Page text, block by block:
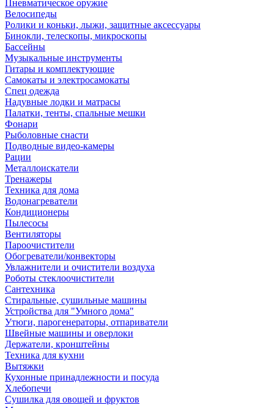
Пневматическое оружие
Велосипеды
Ролики и коньки, лыжи, защитные аксессуары
Бинокли, телескопы, микроскопы
Бассейны
Музыкальные инструменты
Гитары и комплектующие
Самокаты и электросамокаты
Спец одежда
Надувные лодки и матрасы
Палатки, тенты, спальные мешки
Фонари
Рыболовные снасти
Подводные видео-камеры
Рации
Металлоискатели
Тренажеры
Техника для дома
Водонагреватели
Кондиционеры
Пылесосы
Вентиляторы
Пароочистители
Обогреватели/конвекторы
Увлажнители и очистители воздуха
Роботы стеклоочистители
Сантехника
Стиральные, сушильные машины
Устройства для "Умного дома"
Утюги, парогенераторы, отпариватели
Швейные машины и оверлоки
Держатели, кронштейны
Техника для кухни
Вытяжки
Кухонные принадлежности и посуда
Хлебопечи
Сушилка для овощей и фруктов